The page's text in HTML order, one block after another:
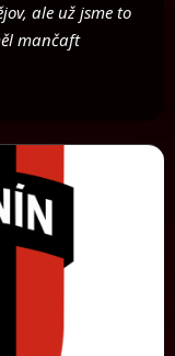
ale už jsme to
mančaft